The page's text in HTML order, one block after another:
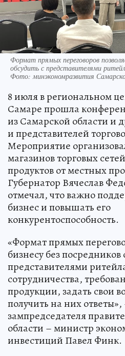
Формат прямых переговоров
обсудить с представителями
Фото: минэкономразвития
8 июля в региональном
Самаре прошла
из Самарской области и
и представителей
Мероприятие
магазинов торговых
продуктов от местных
Губернатор Вячеслав
отмечал, что важно
бизнес и повышать его
конкурентоспособность.
«Формат прямых
бизнесу без посредников
представителями
сотрудничества,
продукции, задать свои
получить на них
зампредседателя
области – министр
инвестиций Павел Финк.